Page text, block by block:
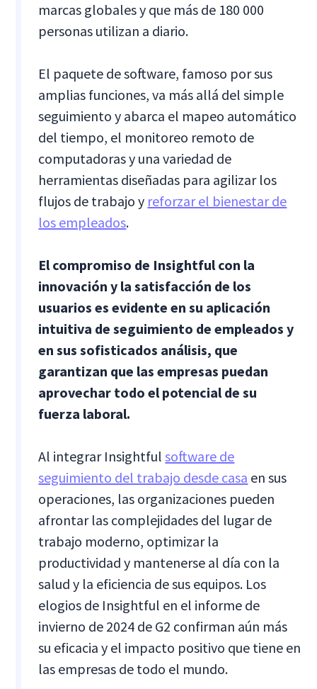
marcas globales y que más de 180 000
personas utilizan a diario.
El paquete de software, famoso por sus
amplias funciones, va más allá del simple
seguimiento y abarca el mapeo automático
del tiempo, el monitoreo remoto de
computadoras y una variedad de
herramientas diseñadas para agilizar los
flujos de trabajo y reforzar el bienestar de
los empleados.
El compromiso de Insightful con la
innovación y la satisfacción de los
usuarios es evidente en su aplicación
intuitiva de seguimiento de empleados y
en sus sofisticados análisis, que
garantizan que las empresas puedan
aprovechar todo el potencial de su
fuerza laboral.
Al integrar Insightfulsoftware de
seguimiento del trabajo desde casa en sus
operaciones, las organizaciones pueden
afrontar las complejidades del lugar de
trabajo moderno, optimizar la
productividad y mantenerse al día con la
salud y la eficiencia de sus equipos. Los
elogios de Insightful en el informe de
invierno de 2024 de G2 confirman aún más
su eficacia y el impacto positivo que tiene en
las empresas de todo el mundo.